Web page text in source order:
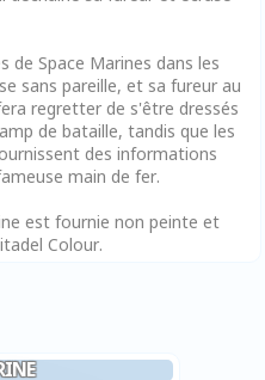
de Space Marines dans les
sans pareille, et sa fureur au
regretter de s'être dressés
de bataille, tandis que les
des informations
main de fer.
est fournie non peinte et
Colour.